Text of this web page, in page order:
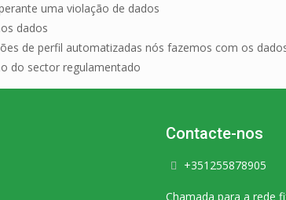
uma violação de dados
dados
de perfil automatizadas nós fazemos com os
do sector regulamentado
Contacte-nos
+351255878905
Chamada para a rede